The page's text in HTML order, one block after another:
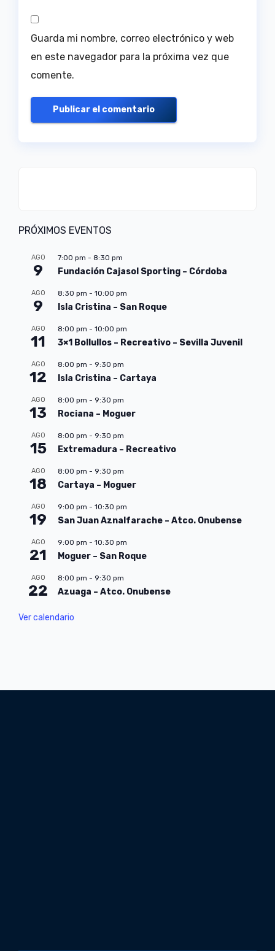
Guarda mi nombre, correo electrónico y web
en este navegador para la próxima vez que
comente.
PRÓXIMOS EVENTOS
AGO
9
7:00 pm - 8:30 pm
Fundación Cajasol Sporting – Córdoba
AGO
9
8:30 pm - 10:00 pm
Isla Cristina – San Roque
AGO
11
8:00 pm - 10:00 pm
3×1 Bollullos – Recreativo – Sevilla Juvenil
AGO
12
8:00 pm - 9:30 pm
Isla Cristina – Cartaya
AGO
13
8:00 pm - 9:30 pm
Rociana – Moguer
AGO
15
8:00 pm - 9:30 pm
Extremadura – Recreativo
AGO
18
8:00 pm - 9:30 pm
Cartaya – Moguer
AGO
19
9:00 pm - 10:30 pm
San Juan Aznalfarache – Atco. Onubense
AGO
21
9:00 pm - 10:30 pm
Moguer – San Roque
AGO
22
8:00 pm - 9:30 pm
Azuaga – Atco. Onubense
Ver calendario